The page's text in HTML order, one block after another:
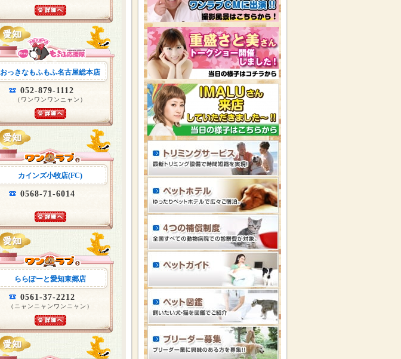
おっきなもふもふ名古屋総本店
052-879-1112
（ワンワンワンニャン）
カインズ小牧店(FC)
0568-71-6014
ららぽーと愛知東郷店
0561-37-2212
（ニャンニャンワンニャン）